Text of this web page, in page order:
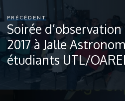
PRÉCÉDENT
Soirée
2017 à Jalle
étudiants UTL/